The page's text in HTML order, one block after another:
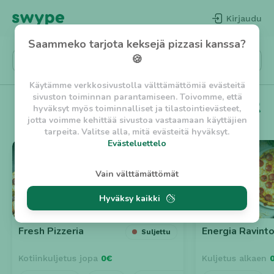
Saammeko tarjota keksejä pizzasi kanssa?
🍪
Käytämme verkkosivustolla välttämättömiä evästeitä
sivuston toiminnan parantamiseen. Toivomme, että
hyväksyt myös toiminnalliset ja tilastointievästeet,
jotta voimme kehittää sivustoa vastaamaan käyttäjien
tarpeita. Valitse alla, mitä evästeitä hyväksyt.
Evästeluettelo
Evästeluettelo
Välttämättömät evästeet
- Lyhytaikainen istuntoeväste, jonka
tarkoituksena on estää vaarallista liikennettä
sivustolla. (2 tuntia)
w_usession
- Pitkäaikainen käyttäjäistunto, jonka
tekemisessä ja omien tietojen tallentamisessa. (2
Vain välttämättömät
Hyväksy kaikki
Kirjaudu
🔥 SuositutLahti
Fresh Pizzeria Suljettu
Kotiinkuljetus jopa 0€
Energia
Kuljetus alkaen